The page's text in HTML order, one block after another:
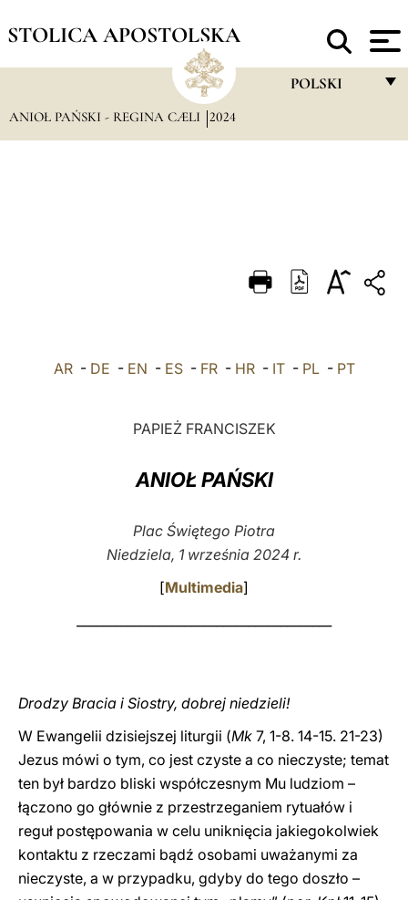
STOLICA APOSTOLSKA
POLSKI
DEUTSCH
العربيّة
ANIOŁ PAŃSKI - REGINA CÆLI 2024
AR- DE - EN - ES- FR- HR- IT- PL- PT
PAPIEŻ FRANCISZEK
ANIOŁ PAŃSKI
Plac Świętego Piotra
Niedziela, 1 września 2024 r.
[Multimedia]
Drodzy Bracia i Siostry, dobrej niedzieli!
W Ewangelii dzisiejszej liturgii (Mk 7, 1-8. 14-15. 21-23)
Jezus mówi o tym, co jest czyste a co nieczyste; temat
ten był bardzo bliski współczesnym Mu ludziom –
łączono go głównie z przestrzeganiem rytuałów i
reguł postępowania w celu uniknięcia jakiegokolwiek
kontaktu z rzeczami bądź osobami uważanymi za
nieczyste, a w przypadku, gdyby do tego doszło –